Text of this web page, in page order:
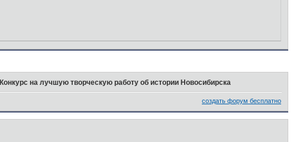
Конкурс на лучшую творческую работу об истории Новосибирска
создать форум бесплатно